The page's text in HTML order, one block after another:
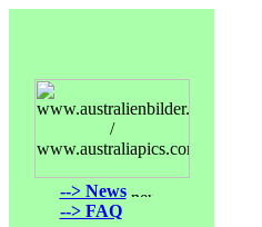
--> News
--> FAQ